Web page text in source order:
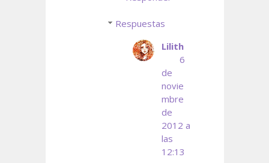
Respuestas
Lilith
6
de
novie
mbre
de
2012 a
las
12:13